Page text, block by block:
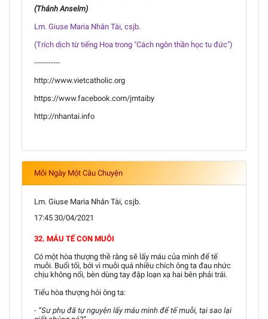
(Thánh Anselm)
Lm. Giuse Maria Nhân Tài, csjb.
(Trích dịch từ tiếng Hoa trong "Cách ngôn thần học tu đức")
-----------
http://www.vietcatholic.org
https://www.facebook.com/jmtaiby
http://nhantai.info
Mỗi Ngày Một Câu Chuyện
Lm. Giuse Maria Nhân Tài, csjb.
17:45 30/04/2021
32. MÁU TẾ CON MUỖI
Có một hòa thượng thề rằng sẽ lấy máu của mình để tế
muỗi. Buổi tối, bởi vì muỗi quá nhiều chích ông ta đau nhức
chịu không nổi, bèn dùng tay đập loạn xạ hai bên phải trái.
Tiểu hòa thượng hỏi ông ta:
- “Sư phụ đã tự nguyện lấy máu mình để tế muỗi, tại sao lại